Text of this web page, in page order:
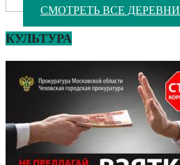
СМОТРЕТЬ ВСЕ ДЕРЕВНИ
КУЛЬТУРА